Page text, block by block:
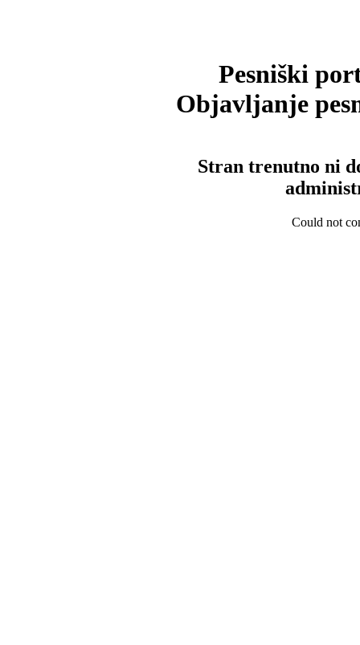
Pesniški
Objavljanje
Stran trenutno ni
Could not